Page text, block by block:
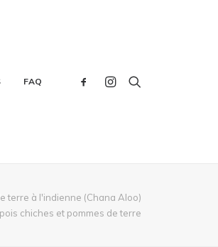
FAQ
terre à l'indienne (Chana Aloo)
chiches et pommes de terre